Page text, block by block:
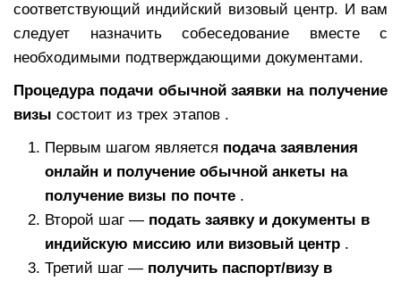
соответствующий индийский визовый центр. И вам
следует назначить собеседование вместе с
необходимыми подтверждающими документами.
Процедура подачи обычной заявки на получение
визы состоит из трех этапов .
Первым шагом является подача заявления
онлайн и получение обычной анкеты на
получение визы по почте .
Второй шаг — подать заявку и документы в
индийскую миссию или визовый центр .
Третий шаг — получить паспорт/визу в